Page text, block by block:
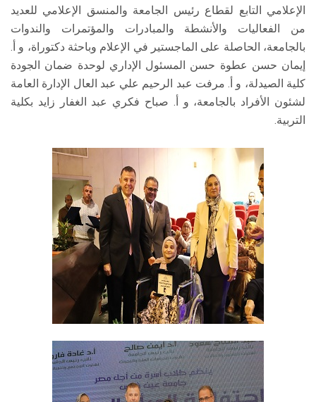
الإعلامي التابع لقطاع رئيس الجامعة والمنسق الإعلامي للعديد
من الفعاليات والأنشطة والمبادرات والمؤتمرات والندوات
بالجامعة، الحاصلة على الماجستير في الإعلام وباحثة دكتوراة، و أ.
إیمان حسن عطوة حسن المسئول الإداري لوحدة ضمان الجودة
كلية الصيدلة، و أ. مرفت عبد الرحيم علي عبد العال الإدارة العامة
لشئون الأفراد بالجامعة، و أ. صباح فكري عبد الغفار زايد بكلية
التربية.